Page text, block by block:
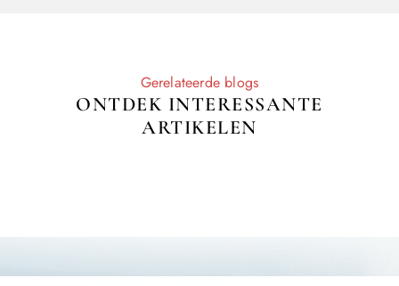
Gerelateerde blogs
ONTDEK INTERESSANTE
ARTIKELEN